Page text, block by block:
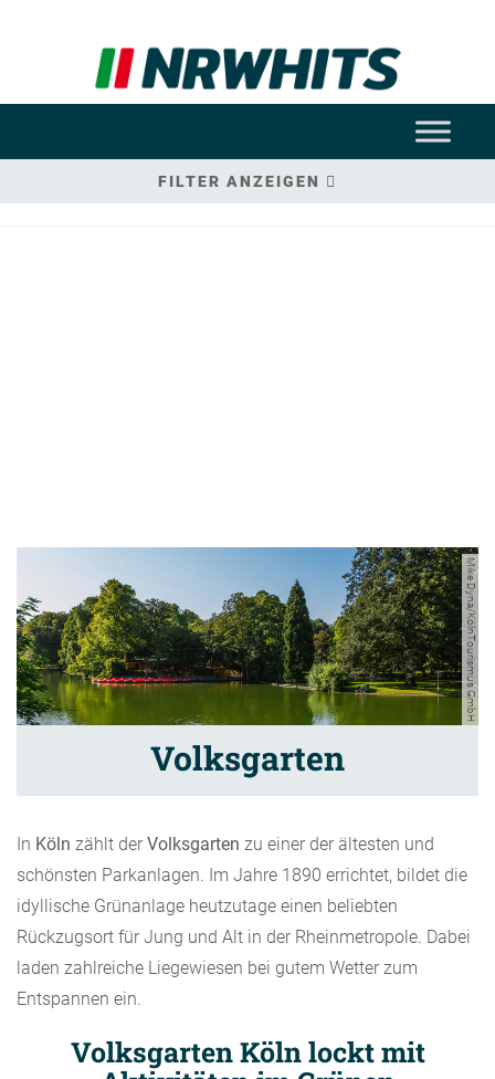
FILTER ANZEIGEN
Mike Dyna/KölnTourismus GmbH
Volksgarten
In Köln zählt der Volksgarten zu einer der ältesten und
schönsten Parkanlagen. Im Jahre 1890 errichtet, bildet die
idyllische Grünanlage heutzutage einen beliebten
Rückzugsort für Jung und Alt in der Rheinmetropole. Dabei
laden zahlreiche Liegewiesen bei gutem Wetter zum
Entspannen ein.
Volksgarten Köln lockt mit